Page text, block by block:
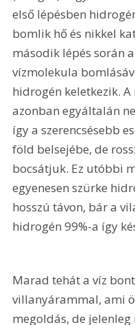
első lépésben
bomlik hő és nikkel
második lépés során
vízmolekula
hidrogén keletkezik.
azonban egyáltalán
így a szerencsésebb
föld belsejébe, de
bocsátjuk. Ez utóbbi
egyenesen szürke
hosszú távon, bár a
hidrogén 99%-a így
Marad tehát a víz
villanyárammal, ami
megoldás, de jelenleg